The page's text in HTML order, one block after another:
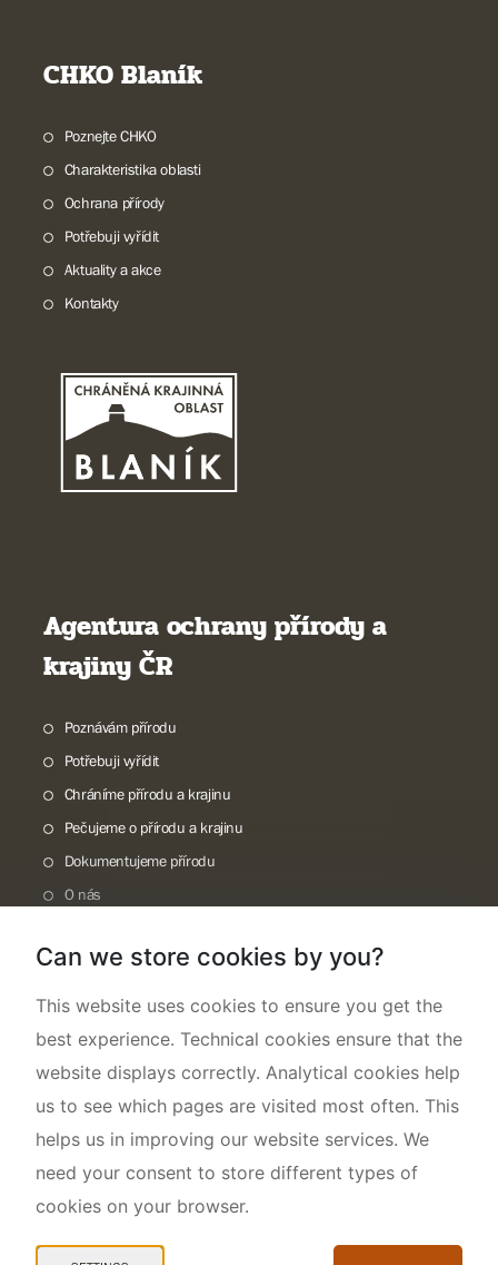
CHKO Blaník
Poznejte CHKO
Charakteristika oblasti
Ochrana přírody
Potřebuji vyřídit
Aktuality a akce
Kontakty
Agentura ochrany přírody a
krajiny ČR
Poznávám přírodu
Potřebuji vyřídit
Chráníme přírodu a krajinu
Pečujeme o přírodu a krajinu
Dokumentujeme přírodu
O nás
Can we store cookies by you?
This website uses cookies to ensure you get the
best experience. Technical cookies ensure that the
website displays correctly. Analytical cookies help
us to see which pages are visited most often. This
helps us in improving our website services. We
need your consent to store different types of
cookies on your browser.